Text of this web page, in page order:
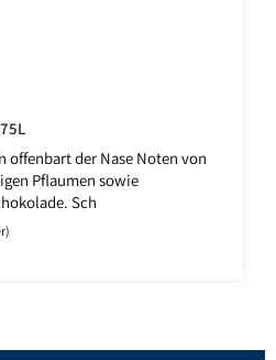
offenbart der Nase Noten von
Pflaumen sowie
Sch